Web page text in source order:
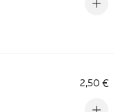
2,50 €